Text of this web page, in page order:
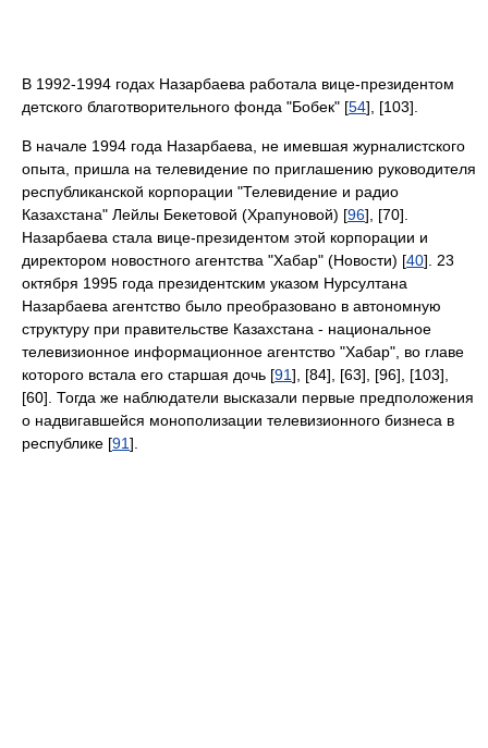
В 1992-1994 годах Назарбаева работала вице-президентом
детского благотворительного фонда "Бобек" [54], [103].
В начале 1994 года Назарбаева, не имевшая журналистского
опыта, пришла на телевидение по приглашению руководителя
республиканской корпорации "Телевидение и радио
Казахстана" Лейлы Бекетовой (Храпуновой) [96], [70].
Назарбаева стала вице-президентом этой корпорации и
директором новостного агентства "Хабар" (Новости) [40]. 23
октября 1995 года президентским указом Нурсултана
Назарбаева агентство было преобразовано в автономную
структуру при правительстве Казахстана - национальное
телевизионное информационное агентство "Хабар", во главе
которого встала его старшая дочь [91], [84], [63], [96], [103],
[60]. Тогда же наблюдатели высказали первые предположения
о надвигавшейся монополизации телевизионного бизнеса в
республике [91].